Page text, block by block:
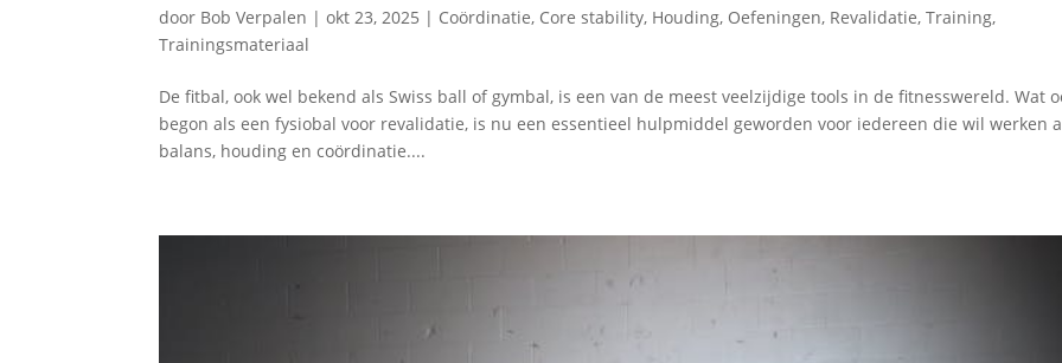
door Bob Verpalen |okt 23, 2025 | Coördinatie, Core stability, Houding, Oefeningen, Revalidatie,Training,
Trainingsmateriaal
De fitbal, ook wel bekend als Swiss ball of gymbal, is een van de meest veelzijdige tools in de fitnesswereld. Wat
begon als een fysiobal voor revalidatie, is nu een essentieel hulpmiddel geworden voor iedereen die wil werken
balans, houding en coördinatie....